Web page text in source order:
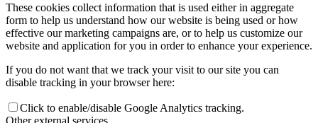
These cookies collect information that is used either in aggregate
form to help us understand how our website is being used or how
effective our marketing campaigns are, or to help us customize our
website and application for you in order to enhance your experience.
If you do not want that we track your visit to our site you can
disable tracking in your browser here:
Click to enable/disable Google Analytics tracking.
Other external services